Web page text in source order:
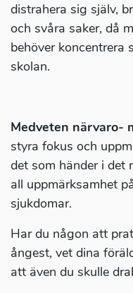
distrahera sig själv,
och svåra saker, då
behöver koncentrera
skolan.
Medveten närvaro-
styra fokus och
det som händer i det
all uppmärksamhet
sjukdomar.
Har du någon att
ångest, vet dina
att även du skulle